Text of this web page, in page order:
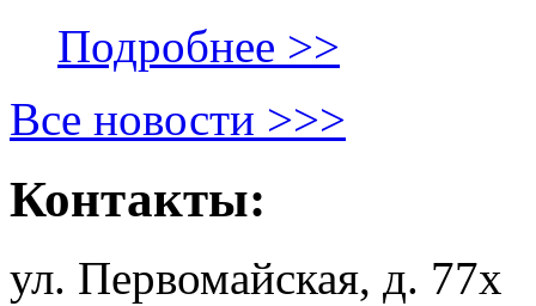
Подробнее >>
Все новости >>>
Контакты:
ул. Первомайская, д. 77х